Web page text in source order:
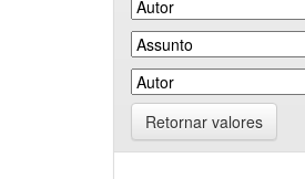
Retornar valores